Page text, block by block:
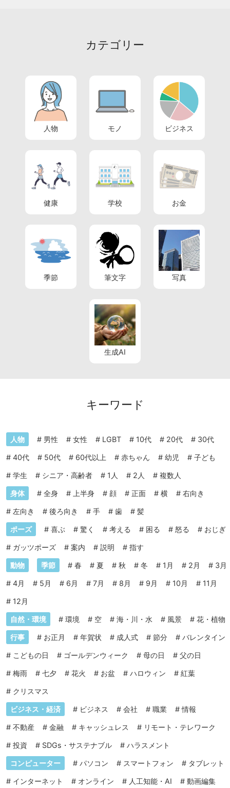
カテゴリー
人物 モノ ビジネス
健康 学校 お金
季節 筆文字 写真
生成AI
キーワード
人物 # 男性 # 女性 # LGBT # 10代 # 20代 # 30代
# 40代 # 50代 # 60代以上 # 赤ちゃん # 幼児 # 子ども
# 学生 # シニア・高齢者 # 1人 # 2人 # 複数人
身体 # 全身 # 上半身 # 顔 # 正面 # 横 # 右向き
# 左向き # 後ろ向き # 手 # 歯 # 髪
ポーズ # 喜ぶ # 驚く # 考える # 困る # 怒る # おじぎ
# ガッツポーズ # 案内 # 説明 # 指す
動物 季節 # 春 # 夏 # 秋 # 冬 # 1月 # 2月 # 3月
# 4月 # 5月 # 6月 # 7月 # 8月 # 9月 # 10月 # 11月
# 12月
自然・環境 # 環境 # 空 # 海・川・水 # 風景 # 花・植物
行事 # お正月 # 年賀状 # 成人式 # 節分 # バレンタイン
# こどもの日 # ゴールデンウィーク # 母の日 # 父の日
# 梅雨 # 七夕 # 花火 # お盆 # ハロウィン # 紅葉
# クリスマス
ビジネス・経済 # ビジネス # 会社 # 職業 #情報
# 不動産 # 金融 # キャッシュレス # リモート・テレワーク
# 投資 # SDGs・サステナブル # ハラスメント
コンピューター # パソコン # スマートフォン # タブレット
# インターネット # オンライン # 人工知能・AI # 動画編集